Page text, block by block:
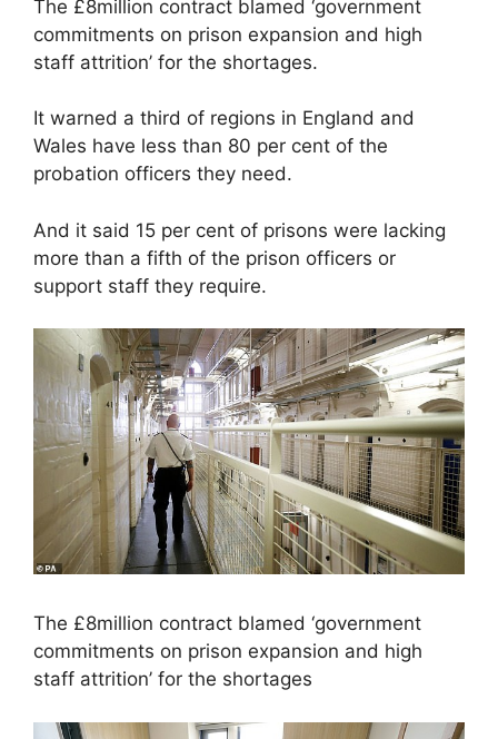
The £8million contract blamed ‘government
commitments on prison expansion and high
staff attrition’ for the shortages.
It warned a third of regions in England and
Wales have less than 80 per cent of the
probation officers they need.
And it said 15 per cent of prisons were lacking
more than a fifth of the prison officers or
support staff they require.
The £8million contract blamed ‘government
commitments on prison expansion and high
staff attrition’ for the shortages